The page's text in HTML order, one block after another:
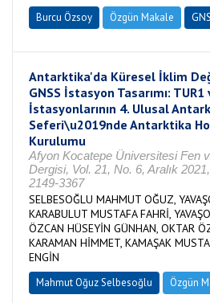
Burcu Özsoy Özgün Makale
Antarktika'da Küresel İklim
GNSS İstasyon Tasarımı: TUR1
İstasyonlarının 4. Ulusal
Seferi\u2019nde Antarktika
Kurulumu
Afyon Kocatepe Üniversitesi Fen
Dergisi, Vol. 21, No. 6, Aralık
2149-3367
SELBESOĞLU MAHMUT OĞUZ,
KARABULUT MUSTAFA FAHRİ,
ÖZCAN HÜSEYİN GÜNHAN, OKTAR
KARAMAN HİMMET, KAMAŞAK
ENGİN
Mahmut Oğuz Selbesoğlu Özgün